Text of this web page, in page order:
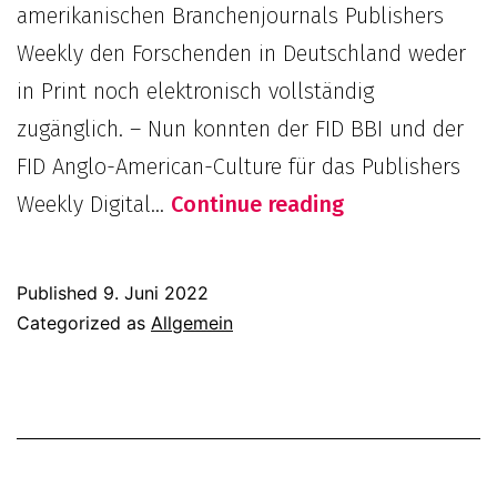
amerikanischen Branchenjournals Publishers
Weekly den Forschenden in Deutschland weder
in Print noch elektronisch vollständig
zugänglich. – Nun konnten der FID BBI und der
FID Anglo-American-Culture für das Publishers
Weekly Digital… Continue readingNeue
Published 9. Juni 2022
Categorized as Allgemein